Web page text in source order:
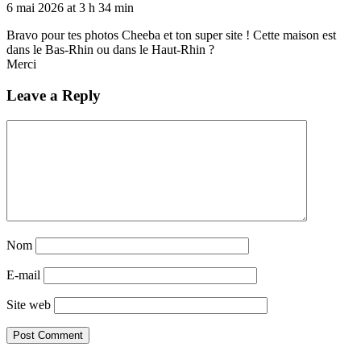
6 mai 2026 at 3 h 34 min
Bravo pour tes photos Cheeba et ton super site ! Cette maison est
dans le Bas-Rhin ou dans le Haut-Rhin ?
Merci
Leave a Reply
Nom
E-mail
Site web